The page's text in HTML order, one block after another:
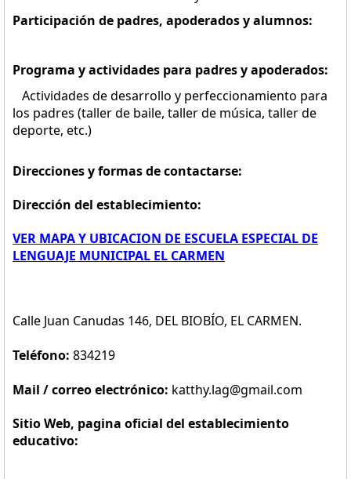
Participación de padres, apoderados y alumnos:
Programa y actividades para padres y apoderados:
Actividades de desarrollo y perfeccionamiento para
los padres (taller de baile, taller de música, taller de
deporte, etc.)
Direcciones y formas de contactarse:
Dirección del establecimiento:
VER MAPA Y UBICACION DE ESCUELA ESPECIAL DE
LENGUAJE MUNICIPAL EL CARMEN
Calle Juan Canudas 146, DEL BIOBÍO, EL CARMEN.
Teléfono: 834219
Mail / correo electrónico: katthy.lag@gmail.com
Sitio Web, pagina oficial del establecimiento
educativo: